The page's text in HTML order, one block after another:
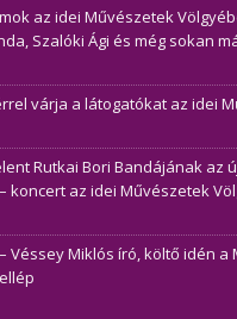
az idei Művészetek
Szalóki Ági és még sokan
várja a látogatókat az idei
Rutkai Bori Bandájának az
koncert az idei Művészetek
Véssey Miklós író, költő idén a